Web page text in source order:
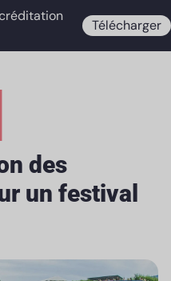
Télécharger
des
un festival